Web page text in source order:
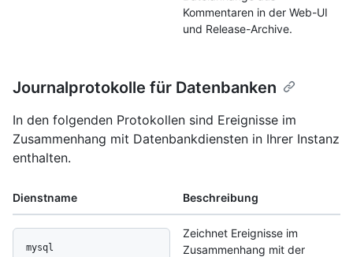
Kommentaren in der Web-UI
und Release-Archive.
Journalprotokolle für Datenbanken
In den folgenden Protokollen sind Ereignisse im
Zusammenhang mit Datenbankdiensten in Ihrer Instanz
enthalten.
Dienstname Beschreibung
mysql
Zeichnet Ereignisse im
Zusammenhang mit der